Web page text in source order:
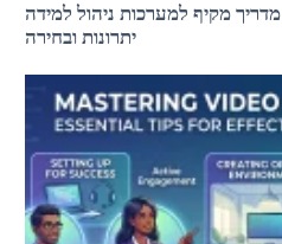
מדריך מקיף למערכות ניהול למידה (LMS): תכונות,
יתרונות ובחירה